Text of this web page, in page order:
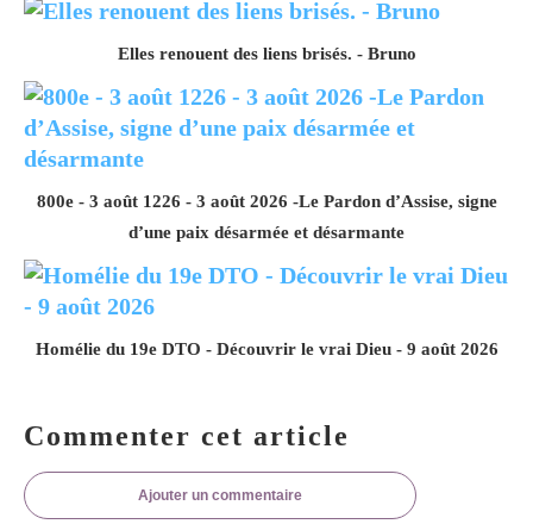
Elles renouent des liens brisés. - Bruno
800e - 3 août 1226 - 3 août 2026 -Le Pardon d’Assise, signe
d’une paix désarmée et désarmante
Homélie du 19e DTO - Découvrir le vrai Dieu - 9 août 2026
Commenter cet article
Ajouter un commentaire